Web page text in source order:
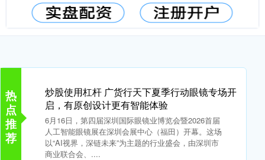
热
点
推
荐
炒股使用杠杆 广货行天下夏季行动眼镜专场开
启，有原创设计更有智能体验
6月16日，第四届深圳国际眼镜业博览会暨2026首届
人工智能眼镜展在深圳会展中心（福田）开幕。这场
以“AI视界，深链未来”为主题的行业盛会，由深圳市
商业联合会、....